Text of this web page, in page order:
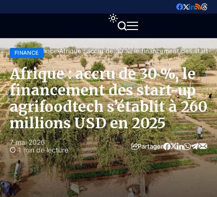
Accueil Finance Afrique : accru de 30 %, le financement des start-
up agrifoodtech s’établit à 260 millions USD en
2025
FINANCE
Afrique : accru de 30 %, le
financement des start-up
agrifoodtech s’établit à 260
millions USD en 2025
7 mai 2026
1 min de lecture
Partager